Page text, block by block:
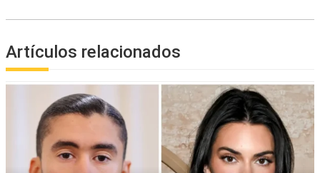
Artículos relacionados